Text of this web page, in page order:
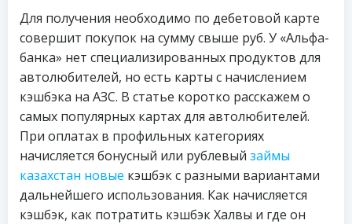
Для получения необходимо по дебетовой карте
совершит покупок на сумму свыше руб. У «Альфа-
банка» нет специализированных продуктов для
автолюбителей, но есть карты с начислением
кэшбэка на АЗС. В статье коротко расскажем о
самых популярных картах для автолюбителей.
При оплатах в профильных категориях
начисляется бонусный или рублевый займы
казахстан новые кэшбэк с разными вариантами
дальнейшего использования. Как начисляется
кэшбэк, как потратить кэшбэк Халвы и где он